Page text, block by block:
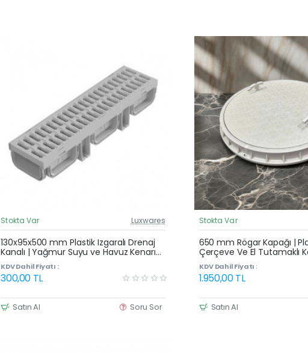
Güncel Fiyat
Yeni Ürün
Stokta Var Luxwares
130x95x500 mm Plastik Izgaralı Drenaj
Kanalı | Yağmur Suyu ve Havuz Kenarı
Oluğu
KDV Dahil Fiyatı :
300,00 TL
Satın Al Soru Sor
Stokta Var
650 mm Rögar Kapağı |
Çerçeve Ve El Tutamaklı
KDV Dahil Fiyatı :
1.950,00 TL
Satın Al